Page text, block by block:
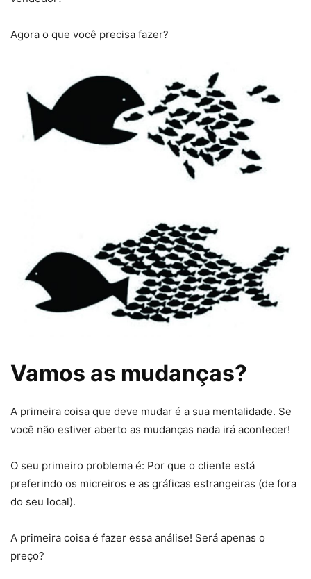
Agora o que você precisa fazer?
Vamos as mudanças?
A primeira coisa que deve mudar é a sua mentalidade. Se
você não estiver aberto as mudanças nada irá acontecer!
O seu primeiro problema é: Por que o cliente está
preferindo os micreiros e as gráficas estrangeiras (de fora
do seu local).
A primeira coisa é fazer essa análise! Será apenas o
preço?